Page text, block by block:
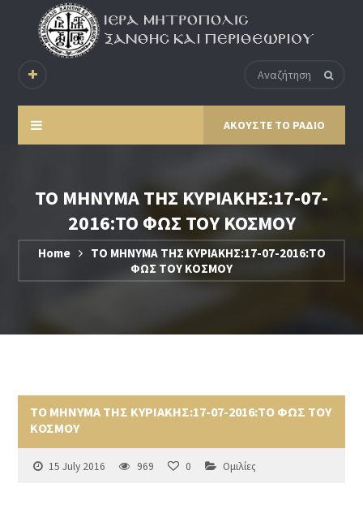
ΑΚΟΥΣΤΕ ΤΟ ΡΑΔΙΟ
ΤΟ ΜΗΝΥΜΑ ΤΗΣ ΚΥΡΙΑΚΗΣ:17-07-
2016:ΤΟ ΦΩΣ ΤΟΥ ΚΟΣΜΟΥ
Home
ΤΟ ΜΗΝΥΜΑ ΤΗΣ ΚΥΡΙΑΚΗΣ:17-07-2016:ΤΟ
ΦΩΣ ΤΟΥ ΚΟΣΜΟΥ
ΤΟ ΜΗΝΥΜΑ ΤΗΣ ΚΥΡΙΑΚΗΣ:17-07-2016:ΤΟ ΦΩΣ ΤΟΥ
ΚΟΣΜΟΥ
15 July 2016 969 0 Ομιλίες